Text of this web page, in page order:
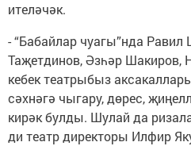
ителәчәк.
- “Бабайлар чуагы”нда
Таҗетдинов, Әзһәр Шакиров,
кебек театрыбыз
сәхнәгә чыгару, дөрес,
кирәк булды. Шулай да
ди театр директоры Илфир